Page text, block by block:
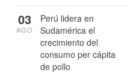
Perú lidera en
Sudamérica el
crecimiento del
consumo per cápita
de pollo
03
AGO